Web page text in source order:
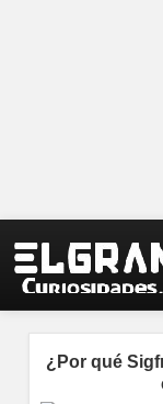
¿Por qué